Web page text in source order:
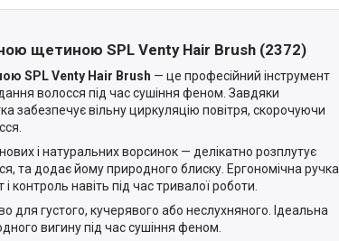
щетиною SPL Venty Hair Brush (2372)
SPL Venty Hair Brush — це професійний інструмент
волосся під час сушіння феном. Завдяки
забезпечує вільну циркуляцію повітря, скорочуючи
і натуральних ворсинок — делікатно розплутує
та додає йому природного блиску. Ергономічна ручка
навіть під час тривалої роботи.
для густого, кучерявого або неслухняного. Ідеальна
вигину під час сушіння феном.